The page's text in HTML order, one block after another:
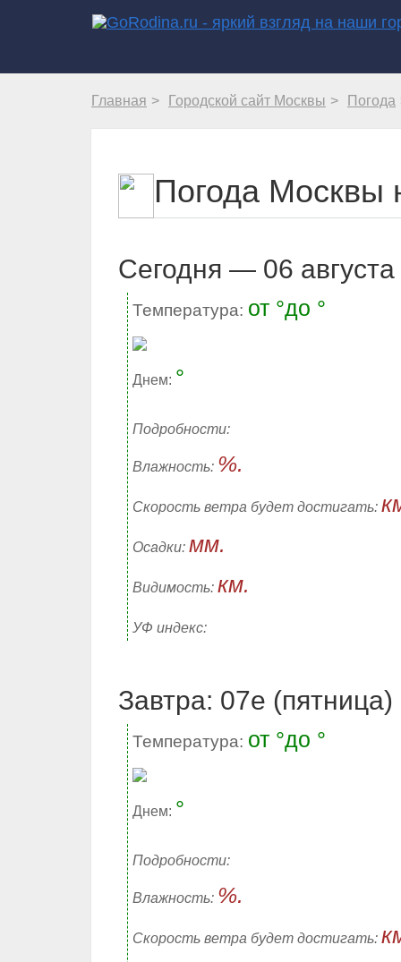
Главная Городской сайт Москвы Погода
Погода Москвы
Cегодня — 06 августа
Температура: от °до °
Днем: °
Подробности:
Влажность: %.
Скорость ветра будет достигать:
Осадки: мм.
Видимость: км.
УФ индекс:
Завтра: 07е (пятница)
Температура: от °до °
Днем: °
Подробности:
Влажность: %.
Скорость ветра будет достигать: